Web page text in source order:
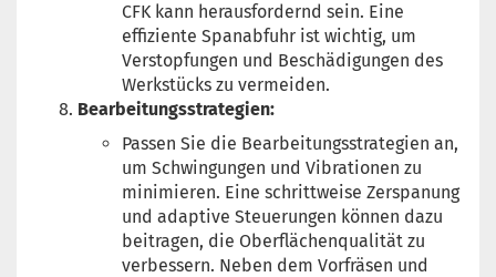
CFK kann herausfordernd sein. Eine
effiziente Spanabfuhr ist wichtig, um
Verstopfungen und Beschädigungen des
Werkstücks zu vermeiden.
Bearbeitungsstrategien:
Passen Sie die Bearbeitungsstrategien an,
um Schwingungen und Vibrationen zu
minimieren. Eine schrittweise Zerspanung
und adaptive Steuerungen können dazu
beitragen, die Oberflächenqualität zu
verbessern. Neben dem Vorfräsen und